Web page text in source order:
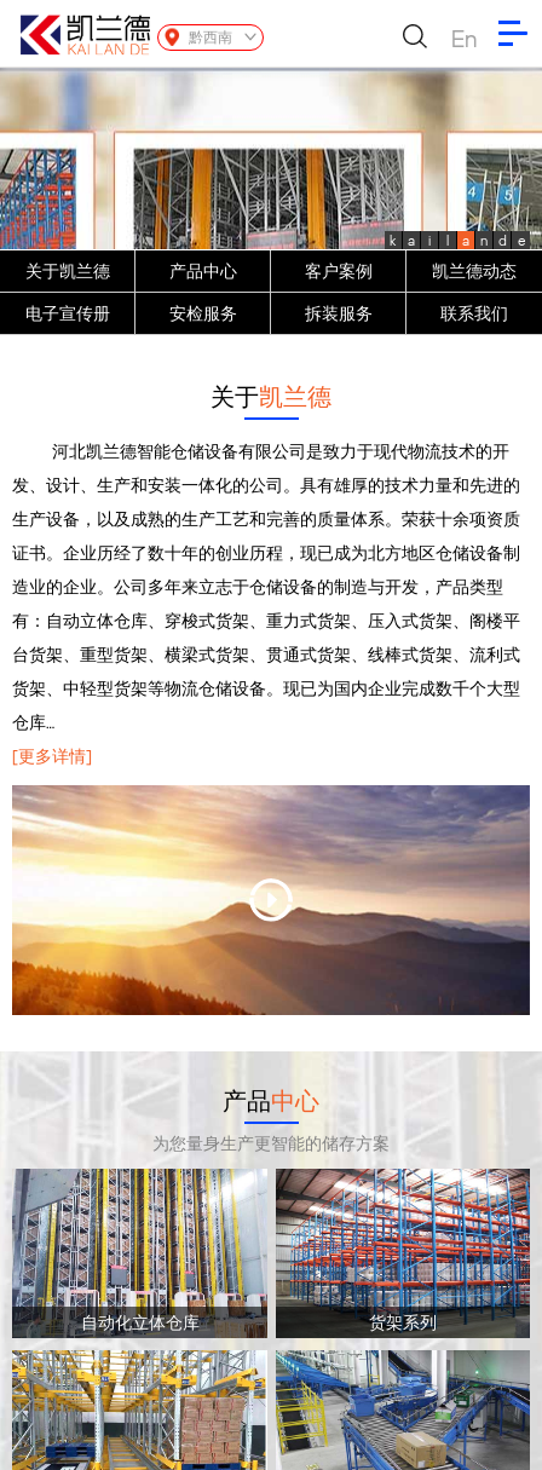
黔西南 En
k a i l a n d e
关于凯兰德 产品中心 客户案例 凯兰德动态
电子宣传册 安检服务 拆装服务 联系我们
关于凯兰德
河北凯兰德智能仓储设备有限公司是致力于现代物流技术的开
发、设计、生产和安装一体化的公司。具有雄厚的技术力量和先进的
生产设备，以及成熟的生产工艺和完善的质量体系。荣获十余项资质
证书。企业历经了数十年的创业历程，现已成为北方地区仓储设备制
造业的企业。公司多年来立志于仓储设备的制造与开发，产品类型
有：自动立体仓库、穿梭式货架、重力式货架、压入式货架、阁楼平
台货架、重型货架、横梁式货架、贯通式货架、线棒式货架、流利式
货架、中轻型货架等物流仓储设备。现已为国内企业完成数千个大型
仓库…
[更多详情]
产品中心
为您量身生产更智能的储存方案
自动化立体仓库 货架系列